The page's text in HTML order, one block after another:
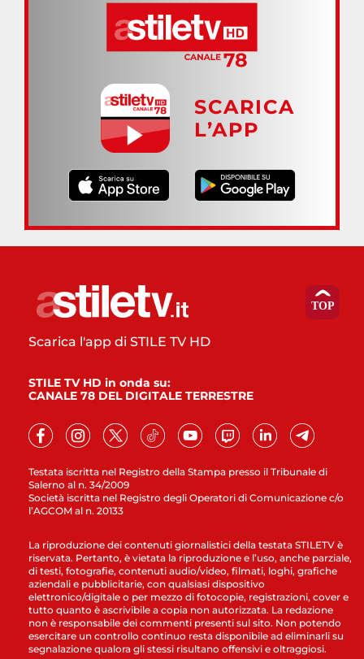
SCARICA
L’APP
Testata iscritta nel Registro della Stampa presso il Tribunale di
Salerno al n. 34/2009
Società iscritta nel Registro degli Operatori di Comunicazione c/o
l’AGCOM al n. 20133
Scarica l'app di STILE TV HD
STILE TV HD in onda su:
CANALE 78 DEL DIGITALE TERRESTRE
La riproduzione dei contenuti giornalistici della testata STILETV è
riservata. Pertanto, è vietata la riproduzione e l’uso, anche parziale,
di testi, fotografie, contenuti audio/video, filmati, loghi, grafiche
aziendali e pubblicitarie, con qualsiasi dispositivo
elettronico/digitale o per mezzo di fotocopie, registrazioni, cover e
tutto quanto è ascrivibile a copia non autorizzata. La redazione
non è responsabile dei commenti presenti sul sito. Non potendo
esercitare un controllo continuo resta disponibile ad eliminarli su
segnalazione qualora gli stessi risultano offensivi e oltraggiosi.